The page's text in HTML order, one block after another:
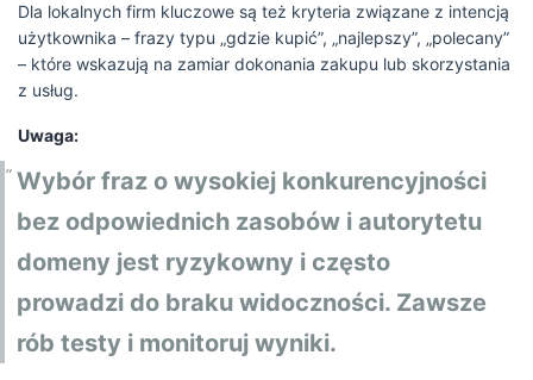
Dla lokalnych firm kluczowe są też kryteria związane z intencją
użytkownika – frazy typu „gdzie kupić”, „najlepszy”, „polecany”
– które wskazują na zamiar dokonania zakupu lub skorzystania
z usług.
Uwaga:
Wybór fraz o wysokiej konkurencyjności
bez odpowiednich zasobów i autorytetu
domeny jest ryzykowny i często
prowadzi do braku widoczności. Zawsze
rób testy i monitoruj wyniki.